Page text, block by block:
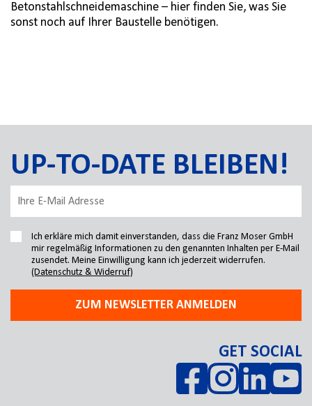
Betonstahlschneidemaschine – hier finden Sie, was Sie
sonst noch auf Ihrer Baustelle benötigen.
UP-TO-DATE BLEIBEN!
Ich erkläre mich damit einverstanden, dass die Franz Moser GmbH
mir regelmäßig Informationen zu den genannten Inhalten per E-Mail
zusendet. Meine Einwilligung kann ich jederzeit widerrufen.
(Datenschutz & Widerruf)
ZUM NEWSLETTER ANMELDEN
GET SOCIAL